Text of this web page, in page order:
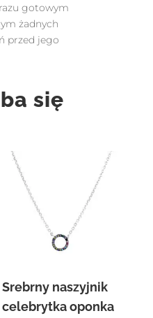
gotowym
żadnych
przed jego
się
Srebrny naszyjnik
celebrytka oponka